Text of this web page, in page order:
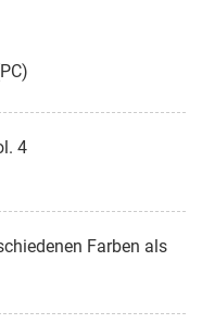
4
Farben als